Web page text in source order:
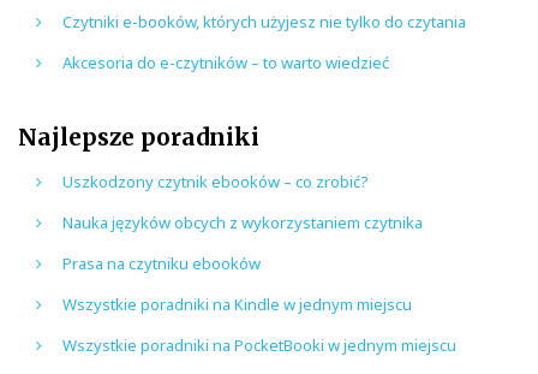
Czytniki e-booków, których użyjesz nie tylko do czytania
Akcesoria do e-czytników – to warto wiedzieć
Najlepsze poradniki
Uszkodzony czytnik ebooków – co zrobić?
Nauka języków obcych z wykorzystaniem czytnika
Prasa na czytniku ebooków
Wszystkie poradniki na Kindle w jednym miejscu
Wszystkie poradniki na PocketBooki w jednym miejscu